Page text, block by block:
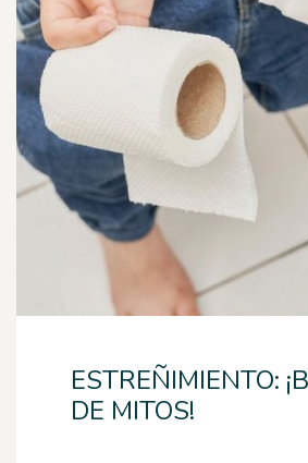
ESTREÑIMIENTO:
DE MITOS!